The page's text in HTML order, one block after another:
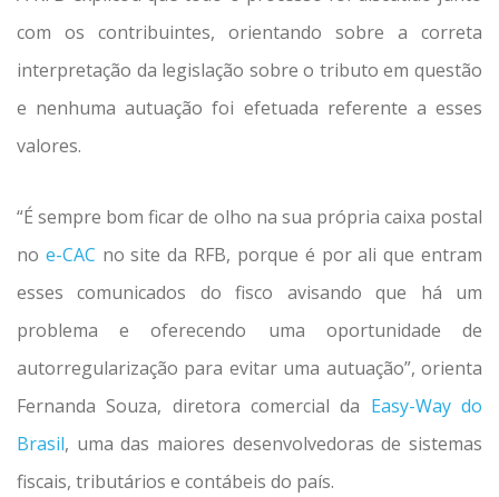
com os contribuintes, orientando sobre a correta
interpretação da legislação sobre o tributo em questão
e nenhuma autuação foi efetuada referente a esses
valores.
“É sempre bom ficar de olho na sua própria caixa postal
no e-CAC no site da RFB, porque é por ali que entram
esses comunicados do fisco avisando que há um
problema e oferecendo uma oportunidade de
autorregularização para evitar uma autuação”, orienta
Fernanda Souza, diretora comercial da Easy-Way do
Brasil, uma das maiores desenvolvedoras de sistemas
fiscais, tributários e contábeis do país.